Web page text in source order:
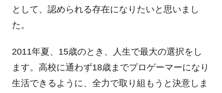
として、認められる存在になりたいと思いまし
た。
2011年夏、15歳のとき、人生で最大の選択をし
ます。高校に通わず18歳までプロゲーマーになり
生活できるように、全力で取り組もうと決意しま